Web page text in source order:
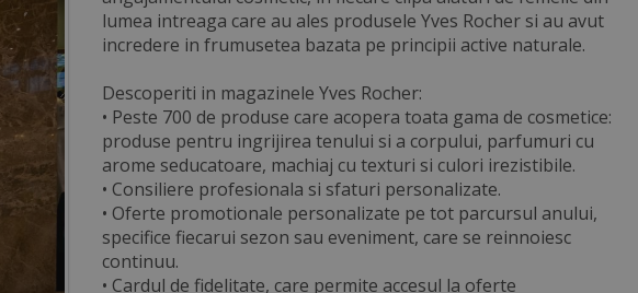
lumea intreaga care au ales produsele Yves Rocher si au avut
incredere in frumusetea bazata pe principii active naturale.
Descoperiti in magazinele Yves Rocher:
• Peste 700 de produse care acopera toata gama de cosmetice:
produse pentru ingrijirea tenului si a corpului, parfumuri cu
arome seducatoare, machiaj cu texturi si culori irezistibile.
• Consiliere profesionala si sfaturi personalizate.
• Oferte promotionale personalizate pe tot parcursul anului,
specifice fiecarui sezon sau eveniment, care se reinnoiesc
continuu.
• Cardul de fidelitate, care permite accesul la oferte